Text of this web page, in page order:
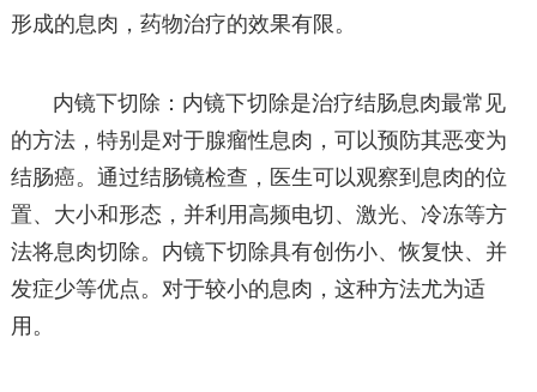
形成的息肉，药物治疗的效果有限。
内镜下切除：内镜下切除是治疗结肠息肉最常见
的方法，特别是对于腺瘤性息肉，可以预防其恶变为
结肠癌。通过结肠镜检查，医生可以观察到息肉的位
置、大小和形态，并利用高频电切、激光、冷冻等方
法将息肉切除。内镜下切除具有创伤小、恢复快、并
发症少等优点。对于较小的息肉，这种方法尤为适
用。